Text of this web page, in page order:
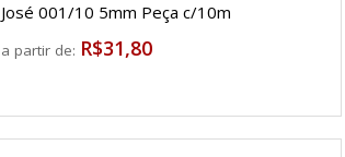
José 001/10 5mm Peça c/10m
a partir de: R$31,80